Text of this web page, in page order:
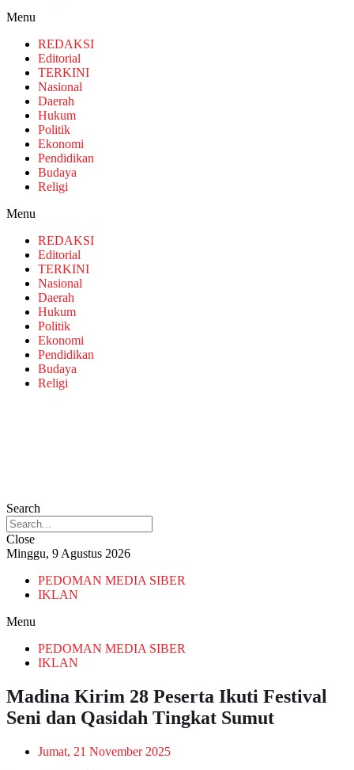
Menu
REDAKSI
Editorial
TERKINI
Nasional
Daerah
Hukum
Politik
Ekonomi
Pendidikan
Budaya
Religi
Menu
REDAKSI
Editorial
TERKINI
Nasional
Daerah
Hukum
Politik
Ekonomi
Pendidikan
Budaya
Religi
Search
Close
Minggu, 9 Agustus 2026
PEDOMAN MEDIA SIBER
IKLAN
Menu
PEDOMAN MEDIA SIBER
IKLAN
Madina Kirim 28 Peserta Ikuti Festival
Seni dan Qasidah Tingkat Sumut
Jumat, 21 November 2025